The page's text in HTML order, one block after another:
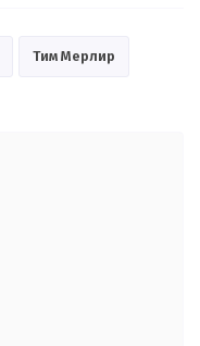
Тим Мерлир